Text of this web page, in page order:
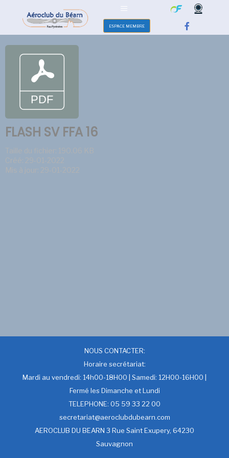
ESPACE MEMBRE
FLASH SV FFA 16
Taille du fichier: 190.06 KB
Créé: 29-01-2022
Mis à jour: 29-01-2022
NOUS CONTACTER:
Horaire secrétariat:
Mardi au vendredi: 14h00-18H00 | Samedi: 12H00-16H00 |
Fermé les Dimanche et Lundi
TELEPHONE: 05 59 33 22 00
secretariat@aeroclubdubearn.com
AEROCLUB DU BEARN 3 Rue Saint Exupery, 64230
Sauvagnon